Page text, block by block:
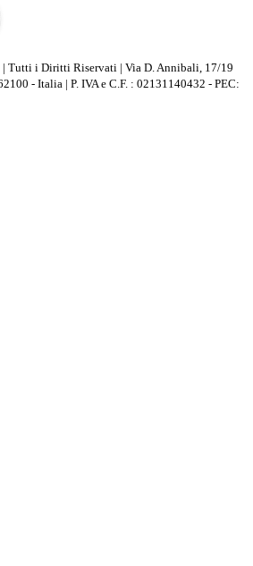
Tutti i Diritti Riservati | Via D. Annibali, 17/19
- Italia | P. IVA e C.F. : 02131140432 - PEC: